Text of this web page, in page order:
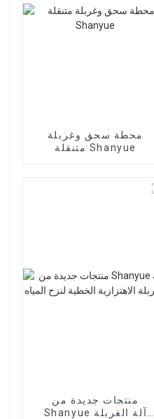
محطة سحق وغربلة
متنقلة Shanyue
منتجات جديدة من
Shanyue آلة الغربلة